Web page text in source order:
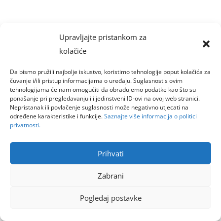
Upravljajte pristankom za
kolačiće
Da bismo pružili najbolje iskustvo, koristimo tehnologije poput kolačića za
čuvanje i/ili pristup informacijama o uređaju. Suglasnost s ovim
tehnologijama će nam omogućiti da obrađujemo podatke kao što su
ponašanje pri pregledavanju ili jedinstveni ID-ovi na ovoj web stranici.
Nepristanak ili povlačenje suglasnosti može negativno utjecati na
određene karakteristike i funkcije.Saznajte više informacija o politici
privatnosti.
Prihvati
Zabrani
Pogledaj postavke